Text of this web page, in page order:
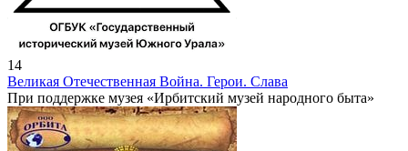
14
Великая Отечественная Война. Герои. Слава
При поддержке музея «Ирбитский музей народного быта»